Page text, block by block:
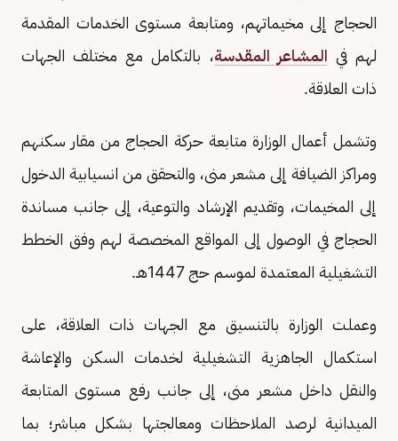
الحجاج إلى مخيماتهم، ومتابعة مستوى الخدمات المقدمة
لهم في المشاعر المقدسة، بالتكامل مع مختلف الجهات
ذات العلاقة.
وتشمل أعمال الوزارة متابعة حركة الحجاج من مقار سكنهم
ومراكز الضيافة إلى مشعر منى، والتحقق من انسيابية الدخول
إلى المخيمات، وتقديم الإرشاد والتوعية، إلى جانب مساندة
الحجاج في الوصول إلى المواقع المخصصة لهم وفق الخطط
التشغيلية المعتمدة لموسم حج 1447هـ.
وعملت الوزارة بالتنسيق مع الجهات ذات العلاقة، على
استكمال الجاهزية التشغيلية لخدمات السكن والإعاشة
والنقل داخل مشعر منى، إلى جانب رفع مستوى المتابعة
الميدانية لرصد الملاحظات ومعالجتها بشكل مباشر؛ بما